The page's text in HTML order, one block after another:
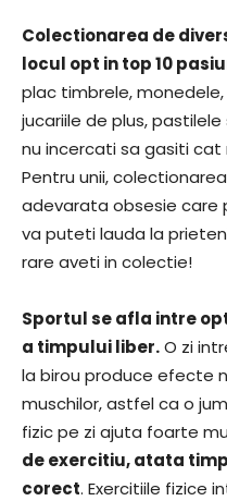
Colectionarea de
locul opt in top 10
plac timbrele,
jucariile de plus,
nu incercati sa gasiti
Pentru unii,
adevarata obsesie care
va puteti lauda la
rare aveti in colectie!
Sportul se afla intre
a timpului liber.O zi
la birou produce efecte
muschilor, astfel ca o
fizic pe zi ajuta foarte
de exercitiu, atata
corect. Exercitiile fizice